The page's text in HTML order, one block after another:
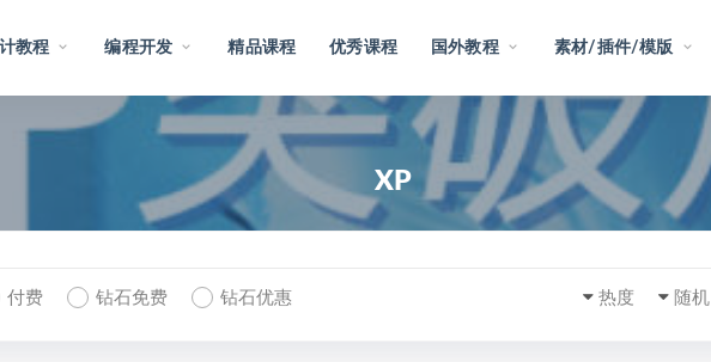
教程 编程开发 精品课程 优秀课程 国外教程 素材/插件/模版
XP
付费 钻石免费 钻石优惠 随机
热度